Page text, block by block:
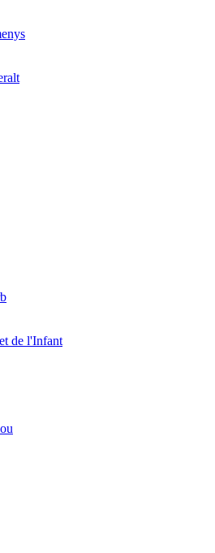
de l'Infant